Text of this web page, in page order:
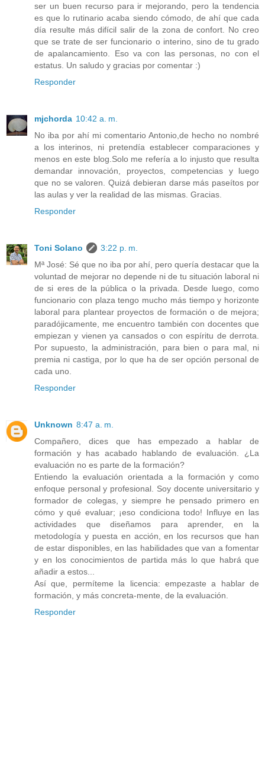
ser un buen recurso para ir mejorando, pero la tendencia
es que lo rutinario acaba siendo cómodo, de ahí que cada
día resulte más difícil salir de la zona de confort. No creo
que se trate de ser funcionario o interino, sino de tu grado
de apalancamiento. Eso va con las personas, no con el
estatus. Un saludo y gracias por comentar :)
Responder
mjchorda 10:42 a. m.
No iba por ahí mi comentario Antonio,de hecho no nombré
a los interinos, ni pretendía establecer comparaciones y
menos en este blog.Solo me refería a lo injusto que resulta
demandar innovación, proyectos, competencias y luego
que no se valoren. Quizá debieran darse más paseítos por
las aulas y ver la realidad de las mismas. Gracias.
Responder
Toni Solano
3:22 p. m.
Mª José: Sé que no iba por ahí, pero quería destacar que la
voluntad de mejorar no depende ni de tu situación laboral ni
de si eres de la pública o la privada. Desde luego, como
funcionario con plaza tengo mucho más tiempo y horizonte
laboral para plantear proyectos de formación o de mejora;
paradójicamente, me encuentro también con docentes que
empiezan y vienen ya cansados o con espíritu de derrota.
Por supuesto, la administración, para bien o para mal, ni
premia ni castiga, por lo que ha de ser opción personal de
cada uno.
Responder
Unknown 8:47 a. m.
Compañero, dices que has empezado a hablar de
formación y has acabado hablando de evaluación. ¿La
evaluación no es parte de la formación?
Entiendo la evaluación orientada a la formación y como
enfoque personal y profesional. Soy docente universitario y
formador de colegas, y siempre he pensado primero en
cómo y qué evaluar; ¡eso condiciona todo! Influye en las
actividades que diseñamos para aprender, en la
metodología y puesta en acción, en los recursos que han
de estar disponibles, en las habilidades que van a fomentar
y en los conocimientos de partida más lo que habrá que
añadir a estos...
Así que, permíteme la licencia: empezaste a hablar de
formación, y más concreta-mente, de la evaluación.
Responder